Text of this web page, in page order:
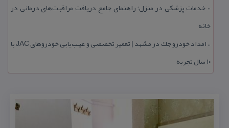
:: خدمات پزشكی در منزل؛ راهنمای جامع دریافت مراقبت‌های درمانی در
خانه
::
امداد خودرو جك در مشهد | تعمیر تخصصی و عیب‌یابی خودروهای JAC با
۱۰ سال تجربه